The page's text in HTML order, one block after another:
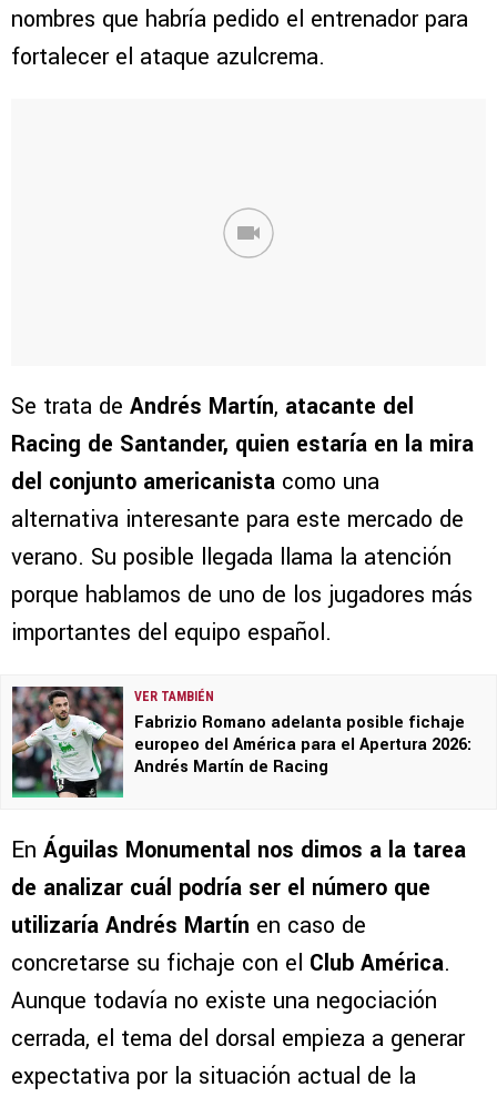
nombres que habría pedido el entrenador para
fortalecer el ataque azulcrema.
Se trata de Andrés Martín, atacante del
Racing de Santander, quien estaría en la mira
del conjunto americanista como una
alternativa interesante para este mercado de
verano. Su posible llegada llama la atención
porque hablamos de uno de los jugadores más
importantes del equipo español.
VER TAMBIÉN
Fabrizio Romano adelanta posible fichaje
europeo del América para el Apertura 2026:
Andrés Martín de Racing
En Águilas Monumental nos dimos a la tarea
de analizar cuál podría ser el número que
utilizaría Andrés Martín en caso de
concretarse su fichaje con el Club América.
Aunque todavía no existe una negociación
cerrada, el tema del dorsal empieza a generar
expectativa por la situación actual de la